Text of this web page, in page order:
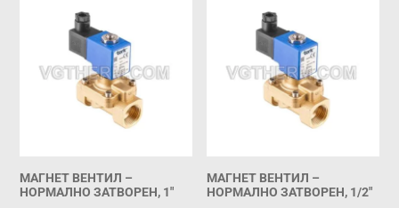
МАГНЕТ ВЕНТИЛ –
НОРМАЛНО ЗАТВОРЕН, 1″
МАГНЕТ ВЕНТИЛ –
НОРМАЛНО ЗАТВОРЕН, 1/2″